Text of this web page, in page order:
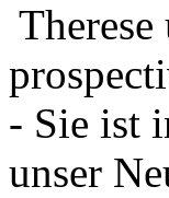
- Sie ist
unser